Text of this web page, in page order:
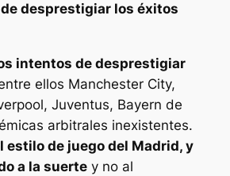
desprestigiar los éxitos
intentos de desprestigiar
ellos Manchester City,
Juventus, Bayern de
arbitrales inexistentes.
estilo de juego del Madrid, y
a la suertey no al